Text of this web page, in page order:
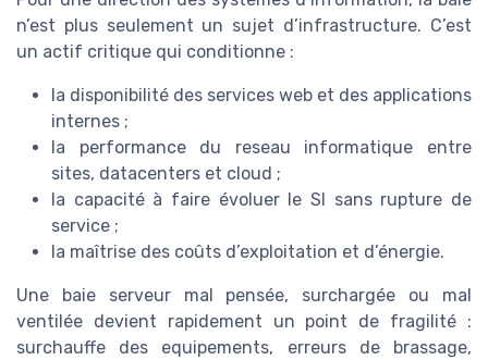
n’est plus seulement un sujet d’infrastructure. C’est
un actif critique qui conditionne :
la disponibilité des services web et des applications
internes ;
la performance du reseau informatique entre
sites, datacenters et cloud ;
la capacité à faire évoluer le SI sans rupture de
service ;
la maîtrise des coûts d’exploitation et d’énergie.
Une baie serveur mal pensée, surchargée ou mal
ventilée devient rapidement un point de fragilité :
surchauffe des equipements, erreurs de brassage,